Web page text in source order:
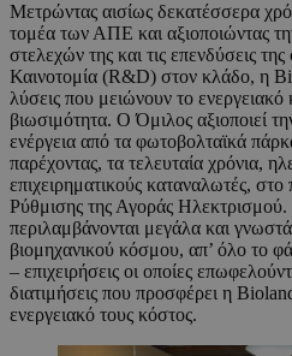
Μετρώντας αισίως δεκατέσσερα
τομέα των ΑΠΕ και αξιοποιώντας
στελεχών της και τις επενδύσεις
Καινοτομία (R&D) στον κλάδο, η
λύσεις που μειώνουν το ενεργειακό
βιωσιμότητα. Ο Όμιλος αξιοποιεί
ενέργεια από τα φωτοβολταϊκά
παρέχοντας, τα τελευταία χρόνια,
επιχειρηματικούς καταναλωτές,
Ρύθμισης της Αγοράς Ηλεκτρισμού.
περιλαμβάνονται μεγάλα και
βιομηχανικού κόσμου, απ’ όλο το
– επιχειρήσεις οι οποίες
διατιμήσεις που προσφέρει η
ενεργειακό τους κόστος.